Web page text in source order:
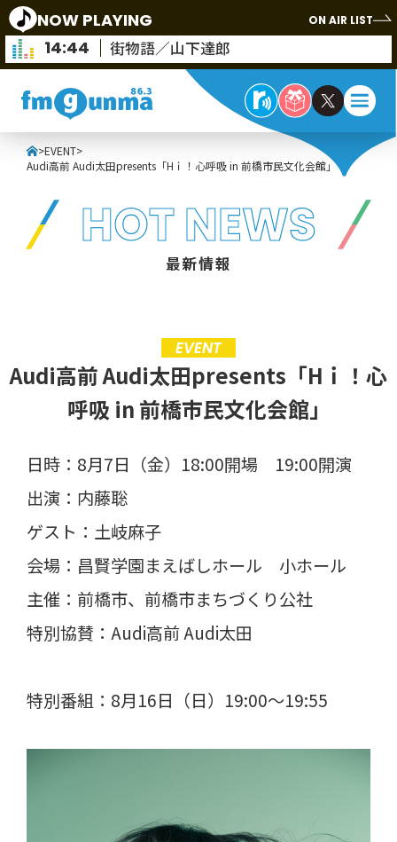
NOW PLAYING ON AIR LIST
14:44 街物語／山下達郎
>EVENT>
Audi高前 Audi太田presents「Hｉ！心呼吸 in 前橋市民文化会館」
HOT NEWS
最新情報
EVENT
Audi高前 Audi太田presents「Hｉ！心
呼吸 in 前橋市民文化会館」
日時：8月7日（金）18:00開場 19:00開演
出演：内藤聡
ゲスト：土岐麻子
会場：昌賢学園まえばしホール 小ホール
主催：前橋市、前橋市まちづくり公社
特別協賛：Audi高前 Audi太田
特別番組：8月16日（日）19:00～19:55